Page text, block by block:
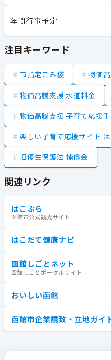
年間行事予定
注目キーワード
市指定ごみ袋 物価
物価高騰支援 水道料金
物価高騰支援 子育て応援手
楽しい子育て応援サイト は
旧優生保護法 補償金
関連リンク
はこぶら
函館市公式観光サイト
はこだて健康ナビ
函館しごとネット
函館しごとポータルサイト
おいしい函館
函館市企業誘致・立地ガイ